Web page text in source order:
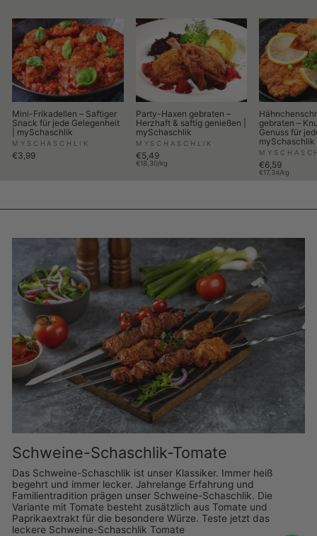
Mini-Frikadellen – Saftiger
Snack für jede Gelegenheit
| mySchaschlik
MYSCHASCHLIK
€3,99
Party-Haxen gebraten –
Herzhaft & saftig genießen |
mySchaschlik
MYSCHASCHLIK
€5,49
€18,30/kg
gebraten –
Genuss für
mySchaschlik
€6,59
€17,34/kg
Schweine-Schaschlik-Tomate
Das Schweine-Schaschlik ist unser Klassiker. Immer heiß
begehrt und immer lecker. Jahrelange Erfahrung und
Familientradition prägen unser Schweine-Schaschlik. Die
Variante mit Tomate besteht zusätzlich aus Tomate und
Paprikaextrakt für die besondere Würze. Teste jetzt das
leckere Schweine-Schaschlik Tomate